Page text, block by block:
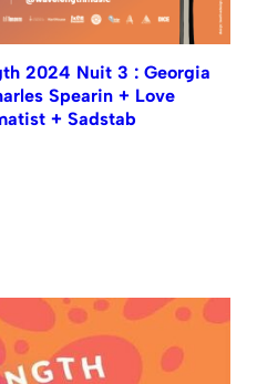
2024 Nuit 3 : Georgia
Spearin + Love
+ Sadstab